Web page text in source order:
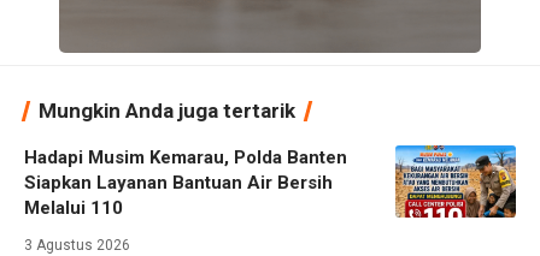
Mungkin Anda juga tertarik
Hadapi Musim Kemarau, Polda Banten
Siapkan Layanan Bantuan Air Bersih
Melalui 110
3 Agustus 2026